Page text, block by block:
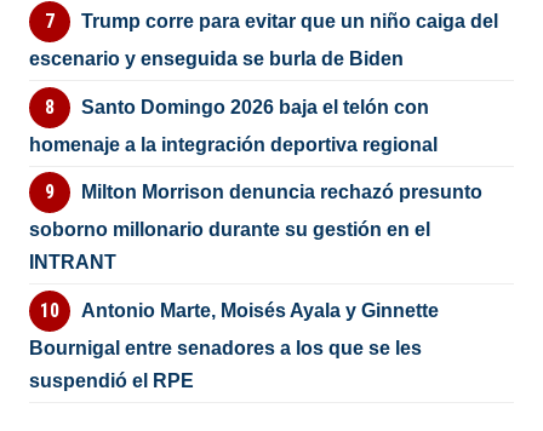
Trump corre para evitar que un niño caiga del
escenario y enseguida se burla de Biden
Santo Domingo 2026 baja el telón con
homenaje a la integración deportiva regional
Milton Morrison denuncia rechazó presunto
soborno millonario durante su gestión en el
INTRANT
Antonio Marte, Moisés Ayala y Ginnette
Bournigal entre senadores a los que se les
suspendió el RPE